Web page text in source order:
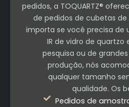
pedidos, a TOQUARTZ®
de pedidos de cubetas de
importa se você precisa de
IR de vidro de quartzo
pesquisa ou de
produção, nós
qualquer tamanho
qualidade. Os
Pedidos de